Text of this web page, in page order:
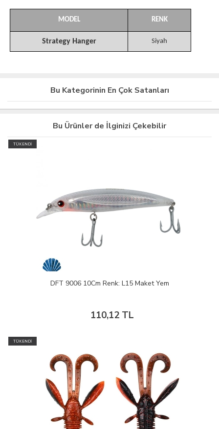
MODEL RENK
Strategy Hanger Siyah
Bu Kategorinin En Çok Satanları
Bu Ürünler de İlginizi Çekebilir
TÜKENDİ
DFT 9006 10Cm Renk: L15 Maket Yem
110,12 TL
TÜKENDİ